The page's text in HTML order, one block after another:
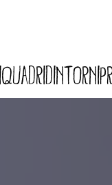
QUADRIDINTORNI